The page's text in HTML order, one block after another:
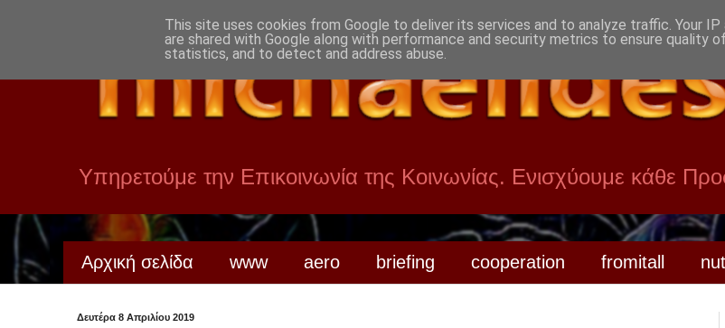
Υπηρετούμε την Επικοινωνία της Κοινωνίας. Ενισχύουμε κάθε
Αρχική σελίδα www aero briefing cooperation fromitall
Δευτέρα 8 Απριλίου 2019
This site uses cookies from Google to deliver its services and to analyze traffic. Your IP
are shared with Google along with performance and security metrics to ensure quality
statistics, and to detect and address abuse.